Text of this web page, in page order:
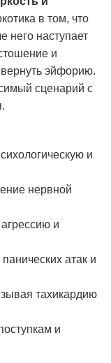
в том, что
него наступает
и
эйфорию.
сценарий с
и
нервной
и
атак и
тахикардию
и